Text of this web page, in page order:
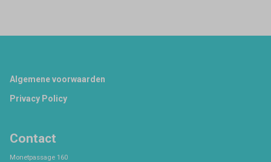
Footer
Algemene voorwaarden
Privacy Policy
Contact
Monetpassage 160